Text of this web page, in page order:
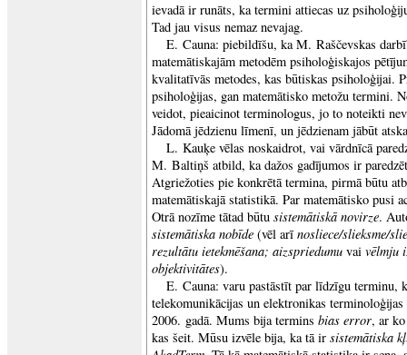
ievadā ir runāts, ka termini attiecas uz
Tad jau visus nemaz nevajag.
E. Cauna: piebildīšu, ka M. Raščevskas
matemātiskajām metodēm psiholoģiskajos
kvalitatīvās metodes, kas būtiskas psiholoģijai.
psiholoģijas, gan matemātisko metožu termini.
veidot, pieaicinot terminologus, jo to noteikti
Jādomā jēdzienu līmenī, un jēdzienam jābūt
L. Kauķe vēlas noskaidrot, vai vārdnīcā
M. Baltiņš atbild, ka dažos gadījumos ir
Atgriežoties pie konkrētā termina, pirmā būtu
matemātiskajā statistikā. Par matemātisko pusi
Otrā nozīme tātad būtu sistemātiskā novirze.
sistemātiska nobīde (vēl arīnosliece/slieksme/
rezultātu ietekmēšana; aizspriedumu vai vēlmju
objektivitātes).
E. Cauna: varu pastāstīt par līdzīgu terminu,
telekomunikācijas un elektronikas terminoloģijas
2006. gadā. Mums bija termins bias error, ar
kas šeit. Mūsu izvēle bija, ka tā ir sistemātiska